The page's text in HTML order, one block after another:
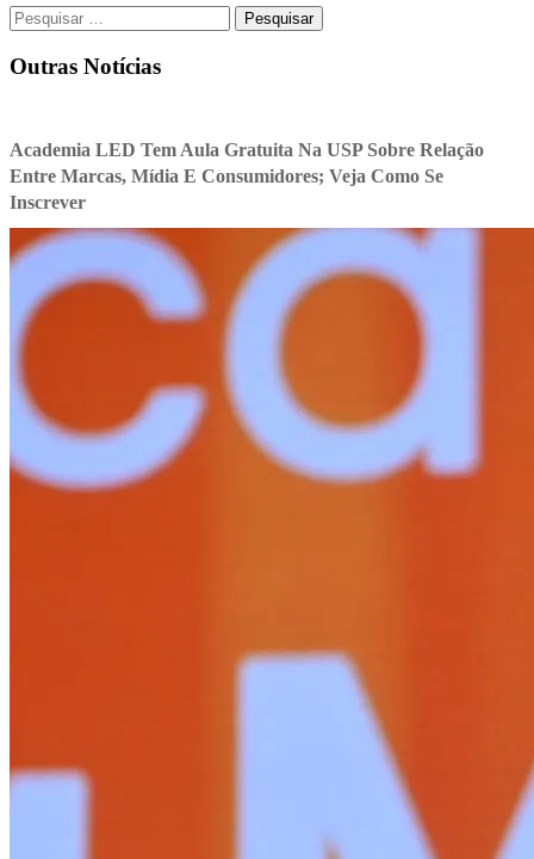
Pesquisar
por:
Outras Notícias
Academia LED Tem Aula Gratuita Na USP Sobre Relação
Entre Marcas, Mídia E Consumidores; Veja Como Se
Inscrever